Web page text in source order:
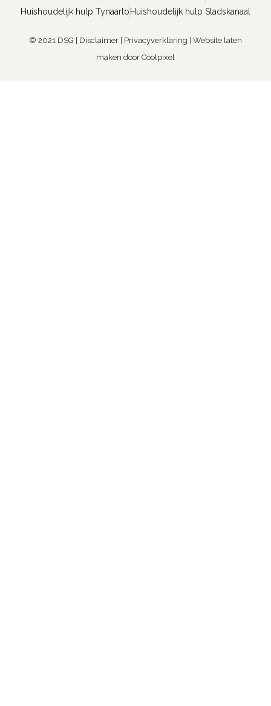
Huishoudelijk hulp Tynaarlo Huishoudelijk hulp Stadskanaal
© 2021 DSG | Disclaimer | Privacyverklaring | Website laten
maken door Coolpixel